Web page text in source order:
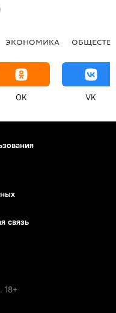
ЭКОНОМИКА
OK VK
связь
18+